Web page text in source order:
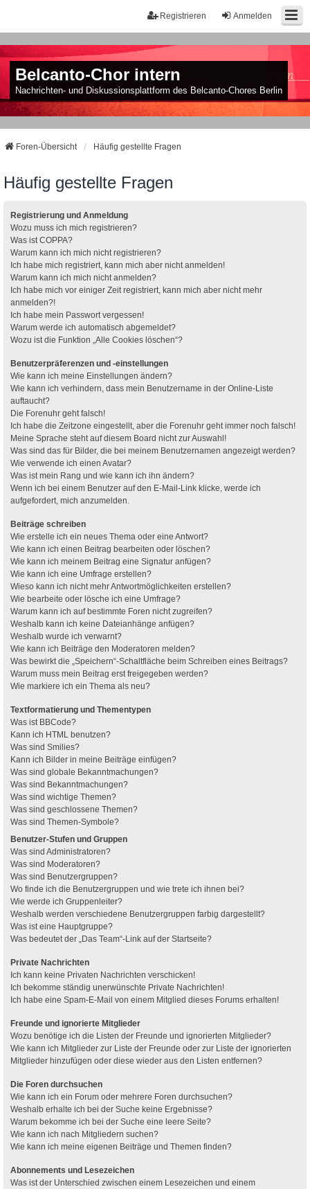
Anmelden
Registrieren
Belcanto-Chor intern
Nachrichten- und Diskussionsplattform des Belcanto-Chores Berlin
Foren-Übersicht Häufig gestellte Fragen
Häufig gestellte Fragen
Registrierung und Anmeldung
Wozu muss ich mich registrieren?
Was ist COPPA?
Warum kann ich mich nicht registrieren?
Ich habe mich registriert, kann mich aber nicht anmelden!
Warum kann ich mich nicht anmelden?
Ich habe mich vor einiger Zeit registriert, kann mich aber nicht mehr
anmelden?!
Ich habe mein Passwort vergessen!
Warum werde ich automatisch abgemeldet?
Wozu ist die Funktion „Alle Cookies löschen“?
Benutzerpräferenzen und -einstellungen
Wie kann ich meine Einstellungen ändern?
Wie kann ich verhindern, dass mein Benutzername in der Online-Liste
auftaucht?
Die Forenuhr geht falsch!
Ich habe die Zeitzone eingestellt, aber die Forenuhr geht immer noch falsch!
Meine Sprache steht auf diesem Board nicht zur Auswahl!
Was sind das für Bilder, die bei meinem Benutzernamen angezeigt werden?
Wie verwende ich einen Avatar?
Was ist mein Rang und wie kann ich ihn ändern?
Wenn ich bei einem Benutzer auf den E-Mail-Link klicke, werde ich
aufgefordert, mich anzumelden.
Beiträge schreiben
Wie erstelle ich ein neues Thema oder eine Antwort?
Wie kann ich einen Beitrag bearbeiten oder löschen?
Wie kann ich meinem Beitrag eine Signatur anfügen?
Wie kann ich eine Umfrage erstellen?
Wieso kann ich nicht mehr Antwortmöglichkeiten erstellen?
Wie bearbeite oder lösche ich eine Umfrage?
Warum kann ich auf bestimmte Foren nicht zugreifen?
Weshalb kann ich keine Dateianhänge anfügen?
Weshalb wurde ich verwarnt?
Wie kann ich Beiträge den Moderatoren melden?
Was bewirkt die „Speichern“-Schaltfläche beim Schreiben eines Beitrags?
Warum muss mein Beitrag erst freigegeben werden?
Wie markiere ich ein Thema als neu?
Textformatierung und Thementypen
Was ist BBCode?
Kann ich HTML benutzen?
Was sind Smilies?
Kann ich Bilder in meine Beiträge einfügen?
Was sind globale Bekanntmachungen?
Was sind Bekanntmachungen?
Was sind wichtige Themen?
Was sind geschlossene Themen?
Was sind Themen-Symbole?
Benutzer-Stufen und Gruppen
Was sind Administratoren?
Was sind Moderatoren?
Was sind Benutzergruppen?
Wo finde ich die Benutzergruppen und wie trete ich ihnen bei?
Wie werde ich Gruppenleiter?
Weshalb werden verschiedene Benutzergruppen farbig dargestellt?
Was ist eine Hauptgruppe?
Was bedeutet der „Das Team“-Link auf der Startseite?
Private Nachrichten
Ich kann keine Privaten Nachrichten verschicken!
Ich bekomme ständig unerwünschte Private Nachrichten!
Ich habe eine Spam-E-Mail von einem Mitglied dieses Forums erhalten!
Freunde und ignorierte Mitglieder
Wozu benötige ich die Listen der Freunde und ignorierten Mitglieder?
Wie kann ich Mitglieder zur Liste der Freunde oder zur Liste der ignorierten
Mitglieder hinzufügen oder diese wieder aus den Listen entfernen?
Die Foren durchsuchen
Wie kann ich ein Forum oder mehrere Foren durchsuchen?
Weshalb erhalte ich bei der Suche keine Ergebnisse?
Warum bekomme ich bei der Suche eine leere Seite?
Wie kann ich nach Mitgliedern suchen?
Wie kann ich meine eigenen Beiträge und Themen finden?
Abonnements und Lesezeichen
Was ist der Unterschied zwischen einem Lesezeichen und einem